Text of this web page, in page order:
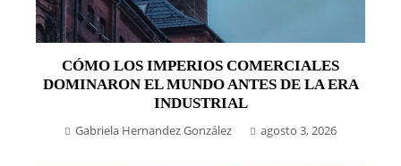
CÓMO LOS IMPERIOS COMERCIALES
DOMINARON EL MUNDO ANTES DE LA ERA
INDUSTRIAL
Gabriela Hernandez González agosto 3, 2026